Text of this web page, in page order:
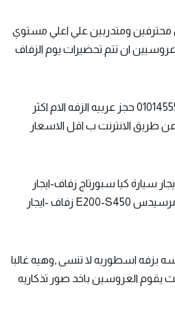
محترفين ومتدربين علي اعلي مستوي
ان تتم تحضيرات يوم الزفاف
بدون حدوث اي اخطاء , 01014555680 حجز عربيه الزفه الام اكثر
طريق الانترنت ب اقل الاسعار
سيارة كيا سبورتاج زفاف-ايجار
هيونداي توسان زفاف-ايجار مرسيدس E200-S450 زفاف -ايجار
بزفه اسطوريه لا تنسى ,وهيه غالبا
يقوم العروسين باخد صور تذكاريه